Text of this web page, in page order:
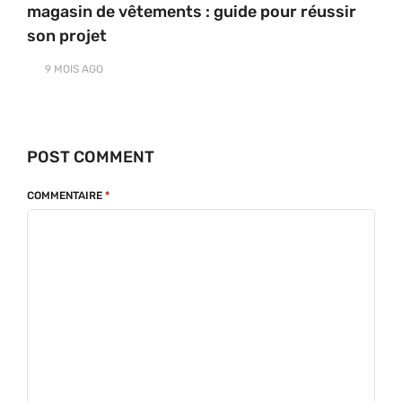
magasin de vêtements : guide pour réussir
son projet
9 MOIS AGO
POST COMMENT
COMMENTAIRE *